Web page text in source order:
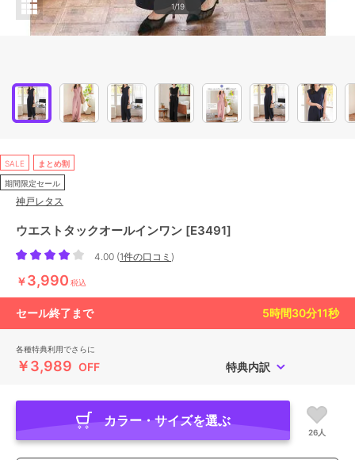
1/19
SALE まとめ割
期間限定セール
神戸レタス
ウエストタックオールインワン [E3491]
4.00 (1件の口コミ )
￥3,990 税込
セール終了まで 5時間30分10秒
各種特典利用でさらに
￥3,989 OFF 特典内訳
カラー・サイズを選ぶ
26人